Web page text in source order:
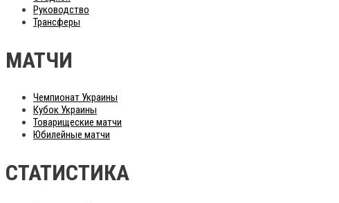
Руководство
Трансферы
МАТЧИ
Чемпионат Украины
Кубок Украины
Товарищеские матчи
Юбилейные матчи
СТАТИСТИКА